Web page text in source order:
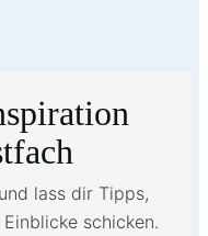
lass dir Tipps,
schicken.